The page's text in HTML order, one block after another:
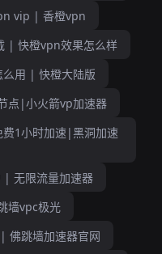
vip | 香橙vpn
| 快橙vpn效果怎么样
用 | 快橙大陆版
点|小火箭vp加速器
1小时加速|黑洞加速
| 无限流量加速器
墙vpc极光
佛跳墙加速器官网